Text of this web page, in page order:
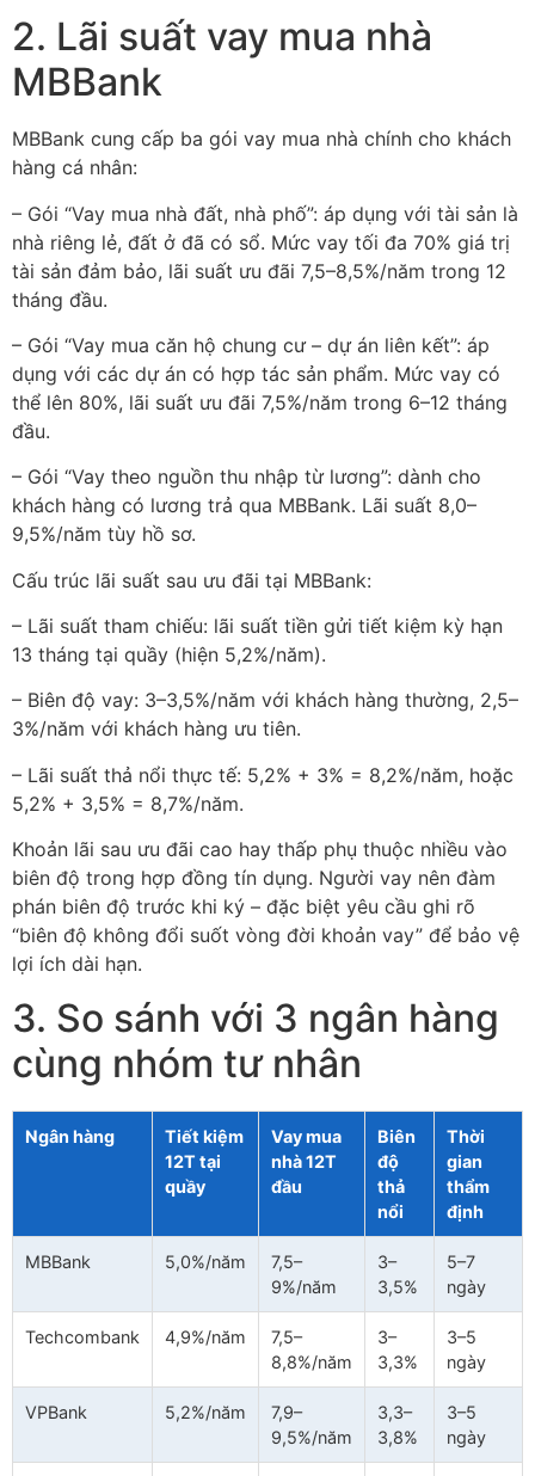
2. Lãi suất vay mua nhà
MBBank
MBBank cung cấp ba gói vay mua nhà chính cho khách
hàng cá nhân:
– Gói “Vay mua nhà đất, nhà phố”: áp dụng với tài sản là
nhà riêng lẻ, đất ở đã có sổ. Mức vay tối đa 70% giá trị
tài sản đảm bảo, lãi suất ưu đãi 7,5–8,5%/năm trong 12
tháng đầu.
– Gói “Vay mua căn hộ chung cư – dự án liên kết”: áp
dụng với các dự án có hợp tác sản phẩm. Mức vay có
thể lên 80%, lãi suất ưu đãi 7,5%/năm trong 6–12 tháng
đầu.
– Gói “Vay theo nguồn thu nhập từ lương”: dành cho
khách hàng có lương trả qua MBBank. Lãi suất 8,0–
9,5%/năm tùy hồ sơ.
Cấu trúc lãi suất sau ưu đãi tại MBBank:
– Lãi suất tham chiếu: lãi suất tiền gửi tiết kiệm kỳ hạn
13 tháng tại quầy (hiện 5,2%/năm).
– Biên độ vay: 3–3,5%/năm với khách hàng thường, 2,5–
3%/năm với khách hàng ưu tiên.
– Lãi suất thả nổi thực tế: 5,2% + 3% = 8,2%/năm, hoặc
5,2% + 3,5% = 8,7%/năm.
Khoản lãi sau ưu đãi cao hay thấp phụ thuộc nhiều vào
biên độ trong hợp đồng tín dụng. Người vay nên đàm
phán biên độ trước khi ký – đặc biệt yêu cầu ghi rõ
“biên độ không đổi suốt vòng đời khoản vay” để bảo vệ
lợi ích dài hạn.
3. So sánh với 3 ngân hàng
cùng nhóm tư nhân
Ngân hàng
Tiết kiệm
12T tại
quầy
Vay mua
nhà 12T
đầu
Biên
độ
thả
nổi
Thời
gian
thẩm
định
MBBank 5,0%/năm
7,5–
9%/năm
3–
3,5%
5–7
ngày
Techcombank 4,9%/năm
7,5–
8,8%/năm
3–
3,3%
3–5
ngày
VPBank 5,2%/năm
7,9–
9,5%/năm
3,3–
3,8%
3–5
ngày